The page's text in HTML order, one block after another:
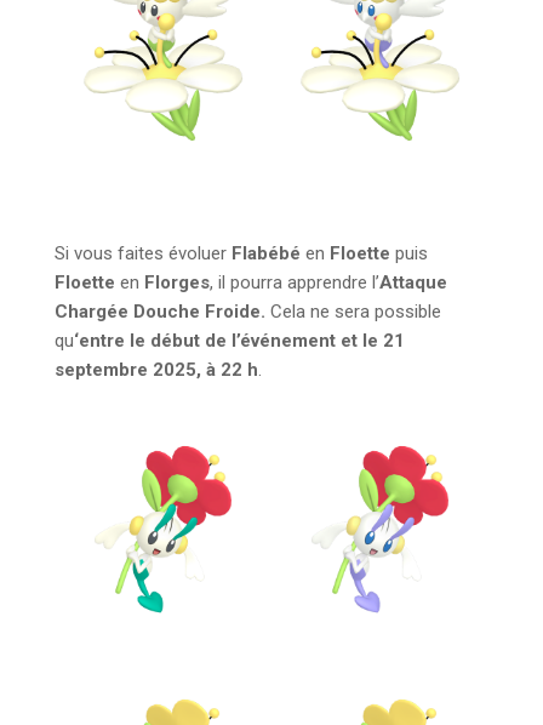
Si vous faites évoluer Flabébé en Floette puis
Floette en Florges, il pourra apprendre l’Attaque
Chargée Douche Froide. Cela ne sera possible
qu‘entre le début de l’événement et le 21
septembre 2025, à 22 h.